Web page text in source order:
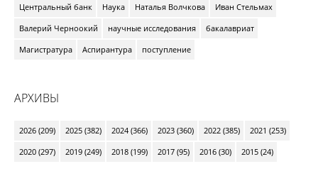
Центральный банк
Наука Наталья Волчкова
Иван Стельмах
Валерий Черноокий
научные исследования
бакалавриат
Магистратура
Аспирантура поступление
АРХИВЫ
2026 (209) 2025 (382) 2024 (366) 2023 (360) 2022 (385)
2021 (253)
2020 (297)
2019 (249) 2018 (199) 2017 (95) 2016 (30) 2015 (24)